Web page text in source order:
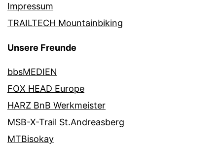
Impressum
TRAILTECH Mountainbiking
Unsere Freunde
bbsMEDIEN
FOX HEAD Europe
HARZ BnB Werkmeister
MSB-X-Trail St.Andreasberg
MTBisokay